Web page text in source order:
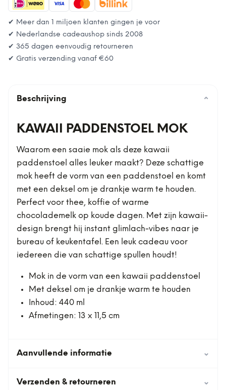
✔ Meer dan 1 miljoen klanten gingen je voor
✔ Nederlandse cadeaushop sinds 2008
✔ 365 dagen eenvoudig retourneren
✔ Gratis verzending vanaf €60
Beschrijving ⌄
KAWAII PADDENSTOEL MOK
Waarom een saaie mok als deze kawaii
paddenstoel alles leuker maakt? Deze schattige
mok heeft de vorm van een paddenstoel en komt
met een deksel om je drankje warm te houden.
Perfect voor thee, koffie of warme
chocolademelk op koude dagen. Met zijn kawaii-
design brengt hij instant glimlach-vibes naar je
bureau of keukentafel. Een leuk cadeau voor
iedereen die van schattige spullen houdt!
Mok in de vorm van een kawaii paddenstoel
Met deksel om je drankje warm te houden
Inhoud: 440 ml
Afmetingen: 13 x 11,5 cm
Aanvullende informatie ⌄
Verzenden & retourneren ⌄